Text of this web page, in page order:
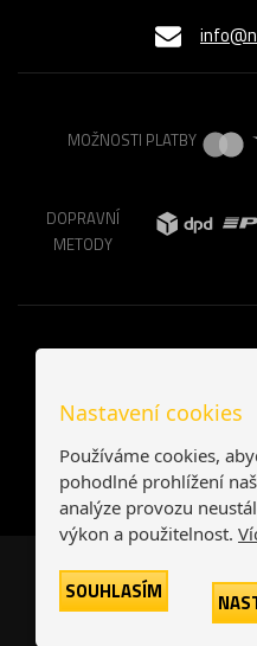
MOŽNOSTI PLATBY
DOPRAVNÍ
METODY
Česká
Nastavení cookies
Používáme cookies,
pohodlné prohlížení
analýze provozu
výkon a použitelnost.
SOUHLASÍM